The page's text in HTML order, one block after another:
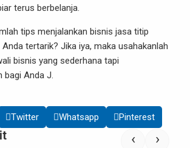
terus berbelanja.
tips menjalankan bisnis jasa titip
tertarik? Jika iya, maka usahakanlah
bisnis yang sederhana tapi
bagi Anda J.
Twitter Whatsapp Pinterest
‹ ›